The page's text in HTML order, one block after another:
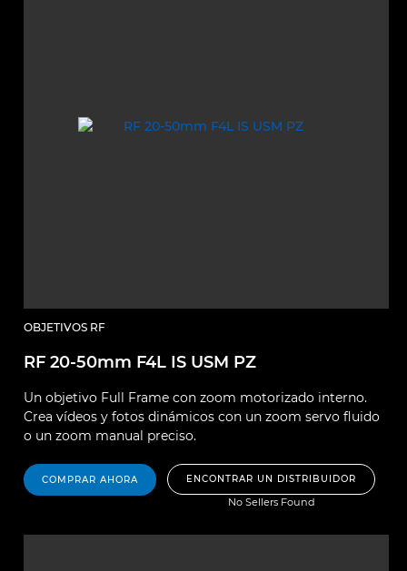
OBJETIVOS RF
RF 20-50mm F4L IS USM PZ
Un objetivo Full Frame con zoom motorizado interno.
Crea vídeos y fotos dinámicos con un zoom servo fluido
o un zoom manual preciso.
COMPRAR AHORA ENCONTRAR UN DISTRIBUIDOR
No Sellers Found